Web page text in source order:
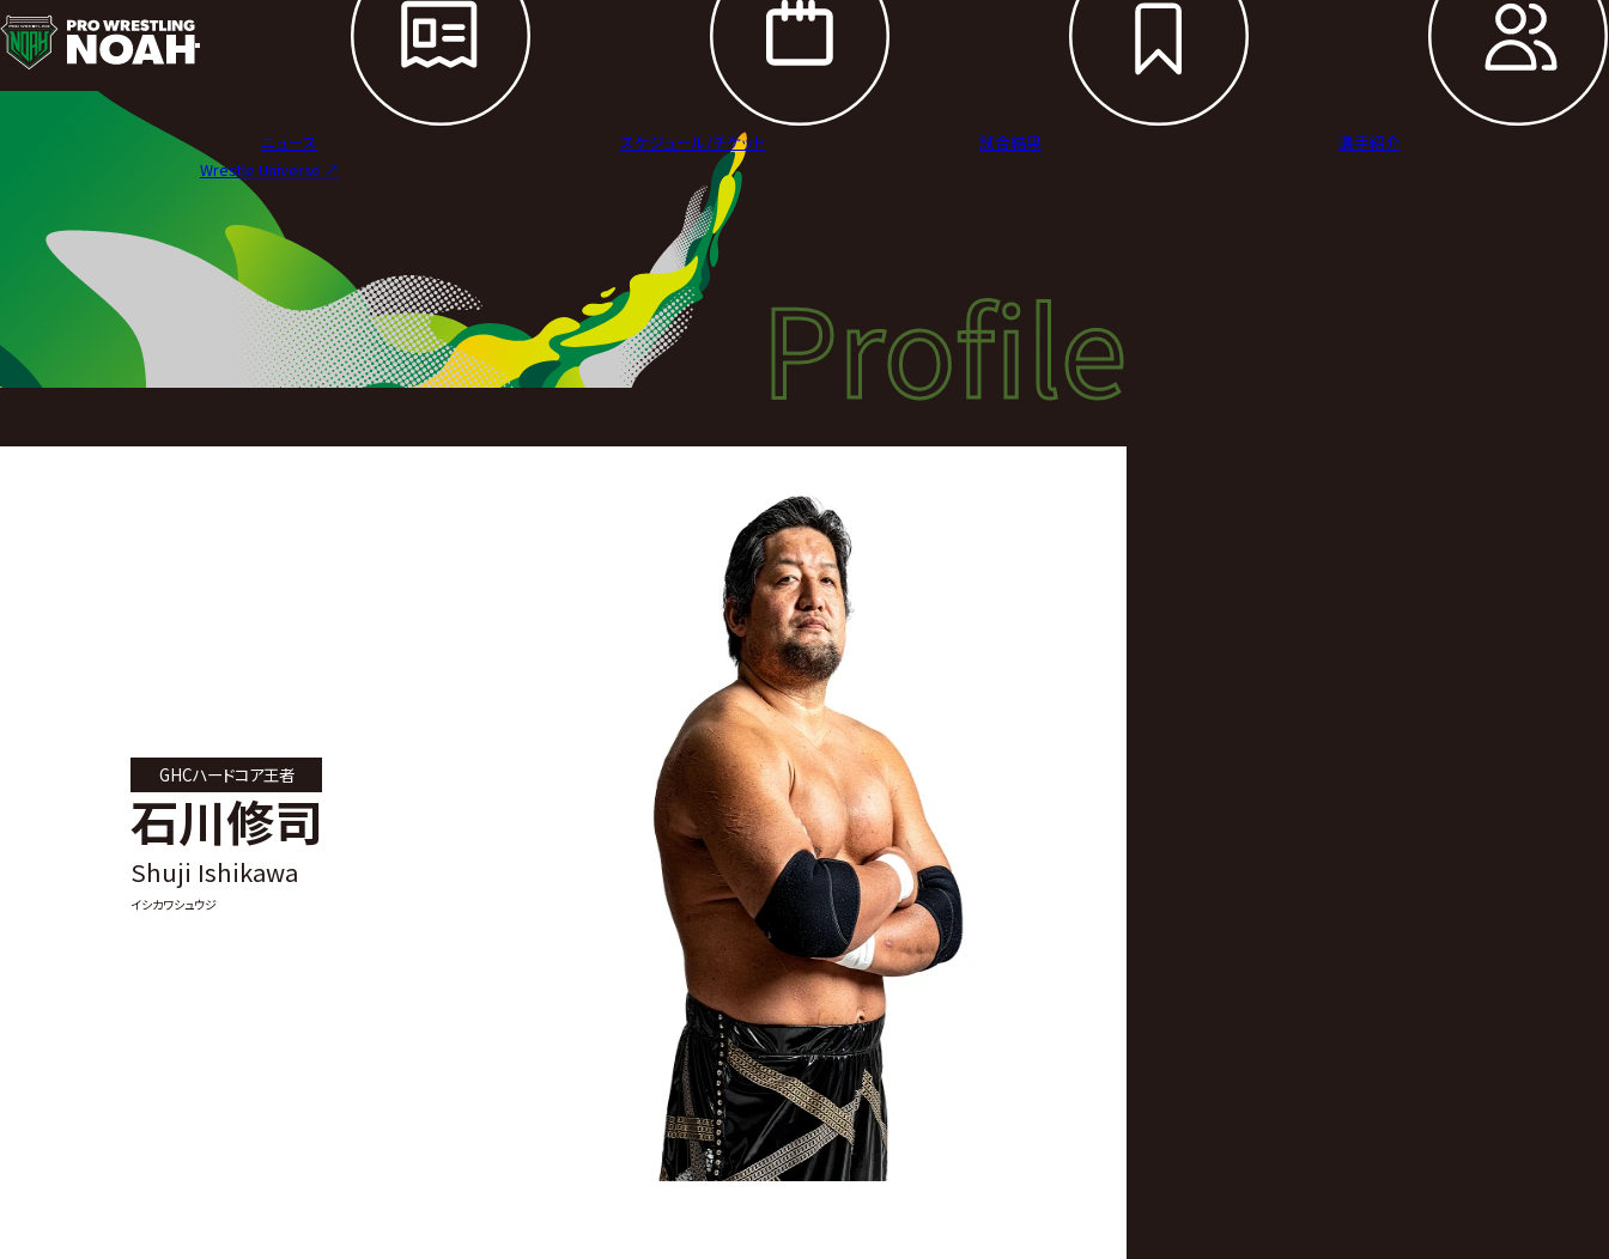
選
手
レ
ス
リ
ニュース スケジュール/チケット 試合結果
選手紹介
Wrestle Universe ↗︎
Profile選手紹介
Profile
GHCハードコア王者
石川修司
Shuji Ishikawa
イシカワシュウジ